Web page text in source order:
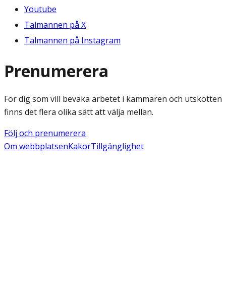
Youtube
Talmannen på X
Talmannen på Instagram
Prenumerera
För dig som vill bevaka arbetet i kammaren och utskotten
finns det flera olika sätt att välja mellan.
Följ och prenumerera
Om webbplatsenKakorTillgänglighet